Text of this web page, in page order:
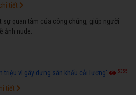
sự quan tâm của công chúng, giúp người
ảnh nude.
tiết
triệu vì gây dựng sân khấu cải lương' 5355
tiết